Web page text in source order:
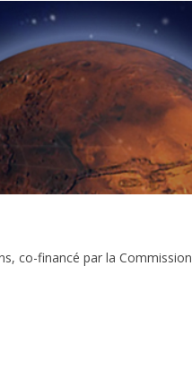
co-financé par la Commission